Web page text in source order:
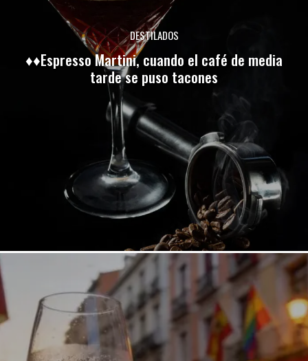
DESTILADOS
♦♦Espresso Martini, cuando el café de media
tarde se puso tacones